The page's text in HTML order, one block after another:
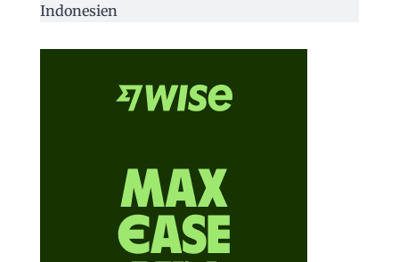
Indonesien